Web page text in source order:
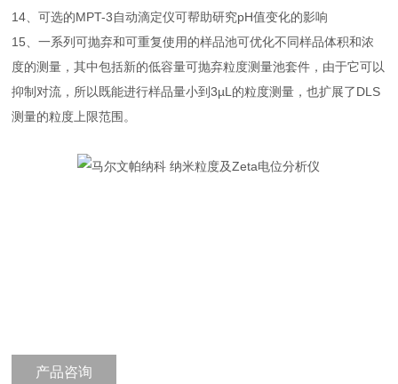
14、可选的MPT-3自动滴定仪可帮助研究pH值变化的影响
15、一系列可抛弃和可重复使用的样品池可优化不同样品体积和浓
度的测量，其中包括新的低容量可抛弃粒度测量池套件，由于它可以
抑制对流，所以既能进行样品量小到3µL的粒度测量，也扩展了DLS
测量的粒度上限范围。
产品咨询